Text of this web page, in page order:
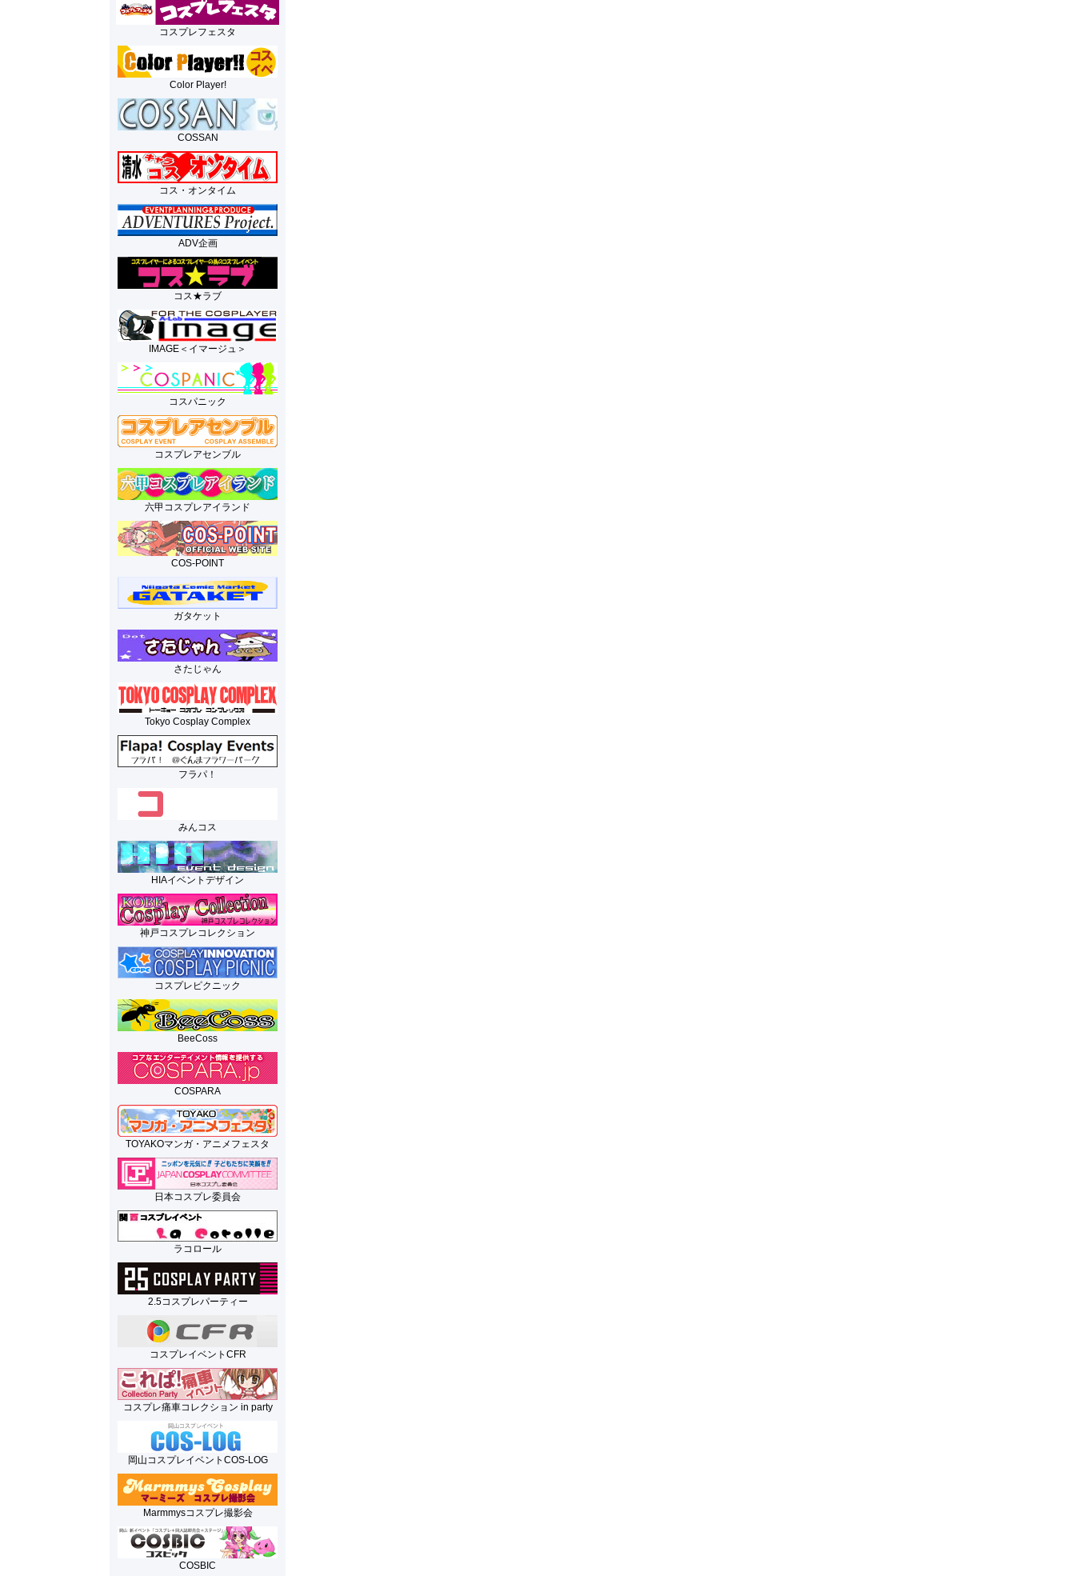
コスプレフェスタ
Color Player!
COSSAN
コス・オンタイム
ADV企画
コス★ラブ
IMAGE＜イマージュ＞
コスパニック
コスプレアセンブル
六甲コスプレアイランド
COS-POINT
ガタケット
さたじゃん
Tokyo Cosplay Complex
フラパ！
みんコス
HIAイベントデザイン
神戸コスプレコレクション
コスプレピクニック
BeeCoss
COSPARA
TOYAKOマンガ・アニメフェスタ
日本コスプレ委員会
ラコロール
2.5コスプレパーティー
コスプレイベントCFR
コスプレ痛車コレクション in party
岡山コスプレイベントCOS-LOG
Marmmysコスプレ撮影会
COSBIC